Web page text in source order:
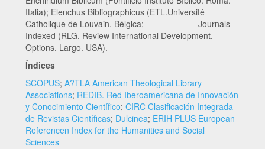
Italia); Elenchus Bibliographicus (ETL.Université
Catholique de Louvain. Bélgica; Journals
Indexed (RLG. Review International Development.
Options. Largo. USA).
Índices
SCOPUS; A?TLA American Theological Library
Associations; REDIB. Red Iberoamericana de Innovación
y Conocimiento Científico; CIRC Clasificación Integrada
de Revistas Científicas; Dulcinea; ERIH PLUS European
Referencen Index for the Humanities and Social
Sciences